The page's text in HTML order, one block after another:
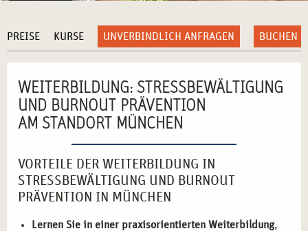
PREISE KURSE UNVERBINDLICH ANFRAGEN BUCHEN
WEITERBILDUNG: STRESSBEWÄLTIGUNG
UND BURNOUT PRÄVENTION
AM STANDORT MÜNCHEN
VORTEILE DER WEITERBILDUNG IN
STRESSBEWÄLTIGUNG UND BURNOUT
PRÄVENTION IN MÜNCHEN
Lernen Sie in einer praxisorientierten Weiterbildung,